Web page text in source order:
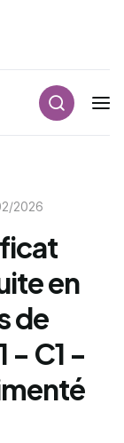
principale
2026
en
de
- C1 -